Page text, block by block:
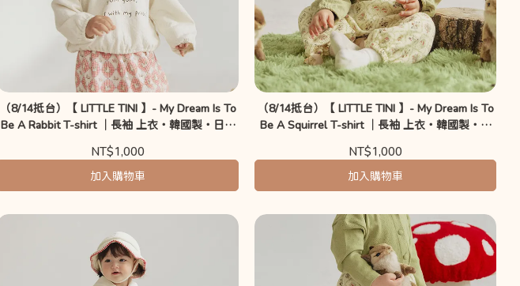
（8/14抵台）【 LITTLE TINI 】- My Dream Is To
Be A Rabbit T-shirt ｜長袖 上衣・韓國製・日常
NT$1,000
加入購物車
（8/14抵台）【 LITTLE TINI 】- My Dream Is To
Be A Squirrel T-shirt ｜長袖 上衣・韓國製・日
NT$1,000
加入購物車